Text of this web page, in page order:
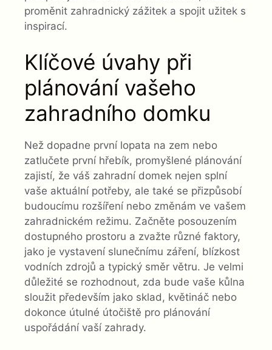
proměnit zahradnický zážitek a spojit užitek s
inspirací.
Klíčové úvahy při
plánování vašeho
zahradního domku
Než dopadne první lopata na zem nebo
zatlučete první hřebík, promyšlené plánování
zajistí, že váš zahradní domek nejen splní
vaše aktuální potřeby, ale také se přizpůsobí
budoucímu rozšíření nebo změnám ve vašem
zahradnickém režimu. Začněte posouzením
dostupného prostoru a zvažte různé faktory,
jako je vystavení slunečnímu záření, blízkost
vodních zdrojů a typický směr větru. Je velmi
důležité se rozhodnout, zda bude vaše kůlna
sloužit především jako sklad, květináč nebo
dokonce útulné útočiště pro plánování
uspořádání vaší zahrady.